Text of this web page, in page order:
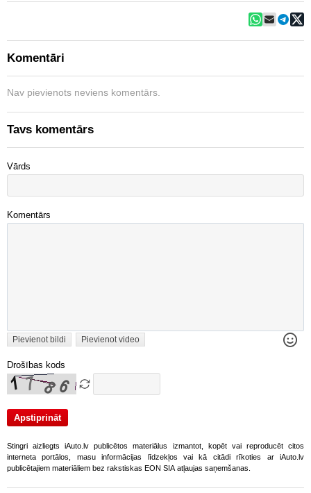
Komentāri
Nav pievienots neviens komentārs.
Tavs komentārs
Vārds
Komentārs
Pievienot bildi Pievienot video
Drošības kods
Stingri aizliegts iAuto.lv publicētos materiālus izmantot, kopēt vai reproducēt citos
interneta portālos, masu informācijas līdzekļos vai kā citādi rīkoties ar iAuto.lv
publicētajiem materiāliem bez rakstiskas EON SIA atļaujas saņemšanas.